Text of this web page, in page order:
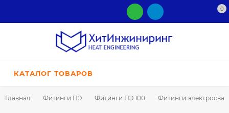
0
КАТАЛОГ ТОВАРОВ
Главная Фитинги ПЭ Фитинги ПЭ 100 Фитинги